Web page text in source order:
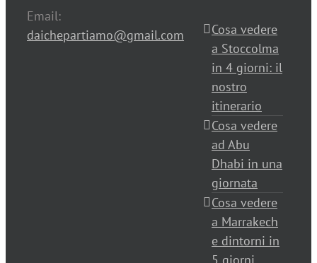
Email:
daichepartiamo@gmail.com
Cosa vedere
a Stoccolma
in 4 giorni: il
nostro
itinerario
Cosa vedere
ad Abu
Dhabi in una
giornata
Cosa vedere
a Marrakech
e dintorni in